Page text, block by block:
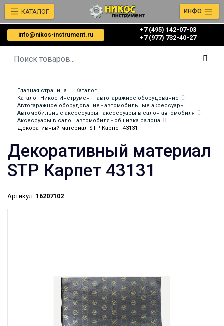
info@nikos-instrument.ru
+7 (495) 142-07-03
‎‎+7 (977) 732-40-27
КАТАЛОГ ИНФО
Главная страница
Каталог
Каталог Никос-Инструмент - автогаражное оборудование
Автогаражное оборудование - автомобильные аксессуары
Автомобильные аксессуары - аксессуары в салон автомобиля
Аксессуары в салон автомобиля - обшивка салона
Декоративный материал STP Карпет 43131
Декоративный материал
STP Карпет 43131
Артикул: 16207102